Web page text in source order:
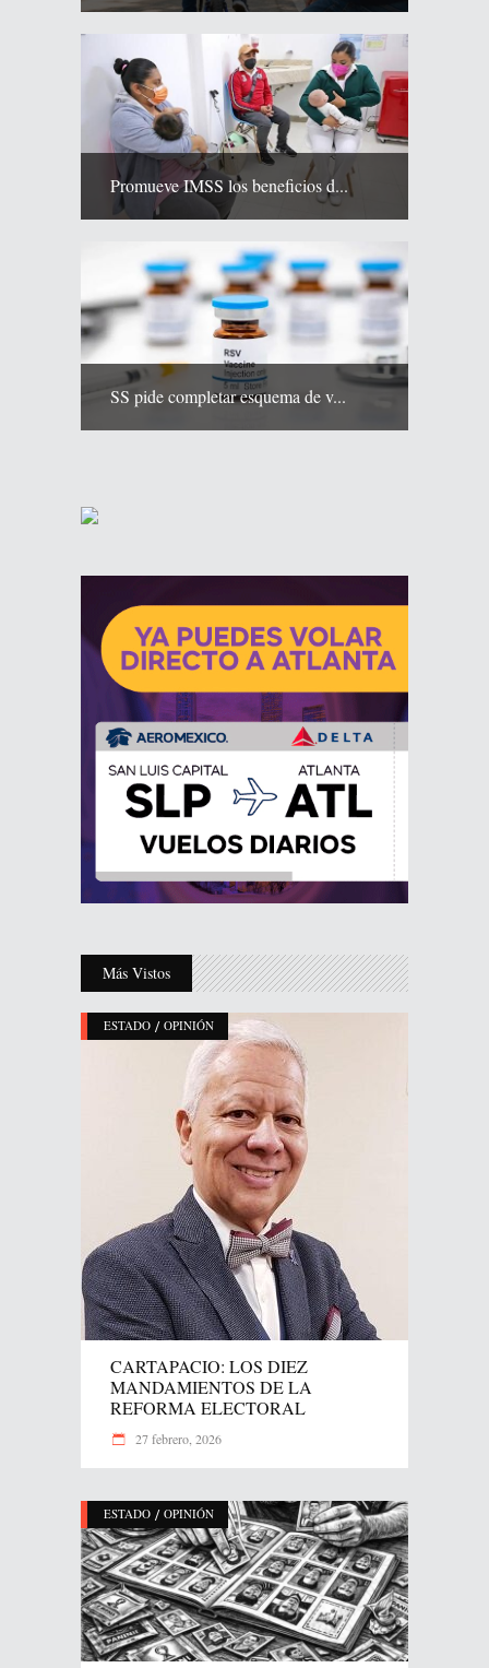
Promueve IMSS los beneficios d...
SS pide completar esquema de v...
Más Vistos
ESTADO / OPINIÓN
CARTAPACIO: LOS DIEZ
MANDAMIENTOS DE LA
REFORMA ELECTORAL
27 febrero, 2026
ESTADO / OPINIÓN